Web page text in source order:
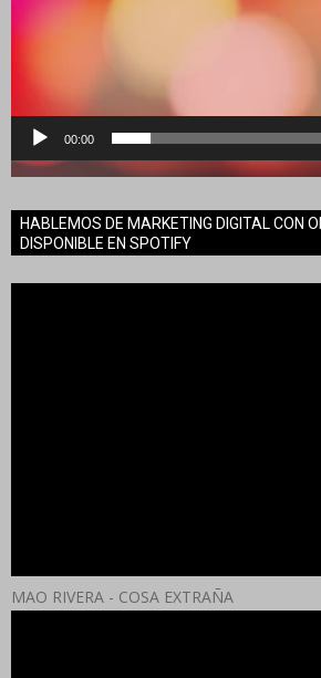
00:00
HABLEMOS DE MARKETING DIGITAL CON
DISPONIBLE EN SPOTIFY
MAO RIVERA - COSA EXTRAÑA